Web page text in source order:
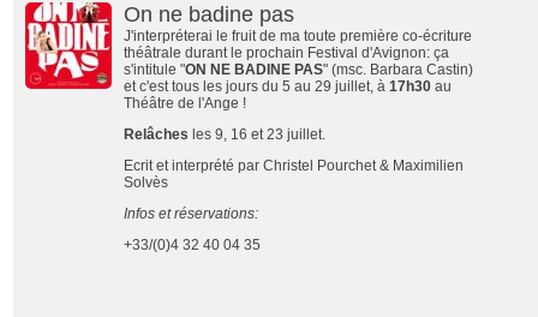
On ne badine pas
J'interpréterai le fruit de ma toute première co-écriture
théâtrale durant le prochain Festival d'Avignon: ça
s'intitule "ON NE BADINE PAS" (msc. Barbara Castin)
et c'est tous les jours du 5 au 29 juillet, à17h30 au
Théâtre de l'Ange !
Relâches les 9, 16 et 23 juillet.
Ecrit et interprété par Christel Pourchet & Maximilien
Solvès
Infos et réservations:
+33/(0)4 32 40 04 35